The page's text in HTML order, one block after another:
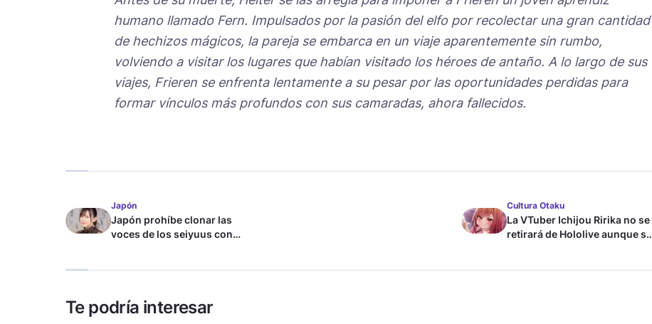
humano llamado Fern. Impulsados por la pasión del elfo por recolectar una gran cantidad
de hechizos mágicos, la pareja se embarca en un viaje aparentemente sin rumbo,
volviendo a visitar los lugares que habían visitado los héroes de antaño. A lo largo de sus
viajes, Frieren se enfrenta lentamente a su pesar por las oportunidades perdidas para
formar vínculos más profundos con sus camaradas, ahora fallecidos.
Japón
Japón prohíbe clonar las
voces de los seiyuus con
Cultura Otaku
La VTuber Ichijou Ririka no se
retirará de Hololive aunque se
Te podría interesar